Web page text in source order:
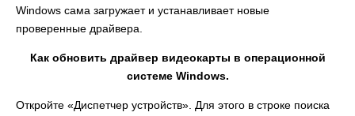
Windows сама загружает и устанавливает новые
проверенные драйвера.
Как обновить драйвер видеокарты в операционной
системе Windows.
Откройте «Диспетчер устройств». Для этого в строке поиска